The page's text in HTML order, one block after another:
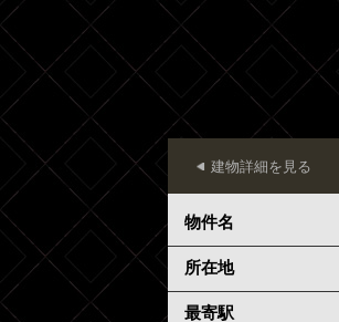
建物詳細を見る
物件名
所在地
最寄駅